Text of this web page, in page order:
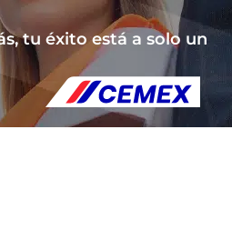
tu éxito está a solo un